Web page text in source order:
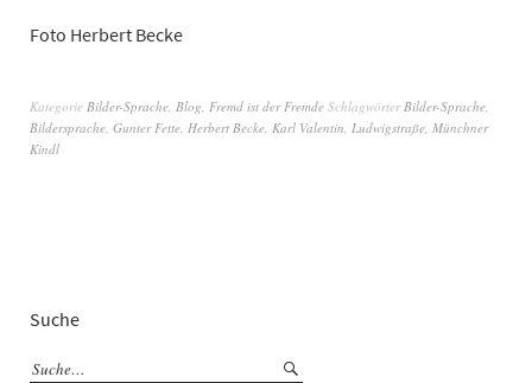
Foto Herbert Becke
Kategorie Bilder-Sprache Blog Fremd ist der Fremde Schlagwörter Bilder-Sprache
Bildersprache Gunter Fette Herbert Becke Karl Valentin Ludwigstraße Münchner
Kindl
Suche